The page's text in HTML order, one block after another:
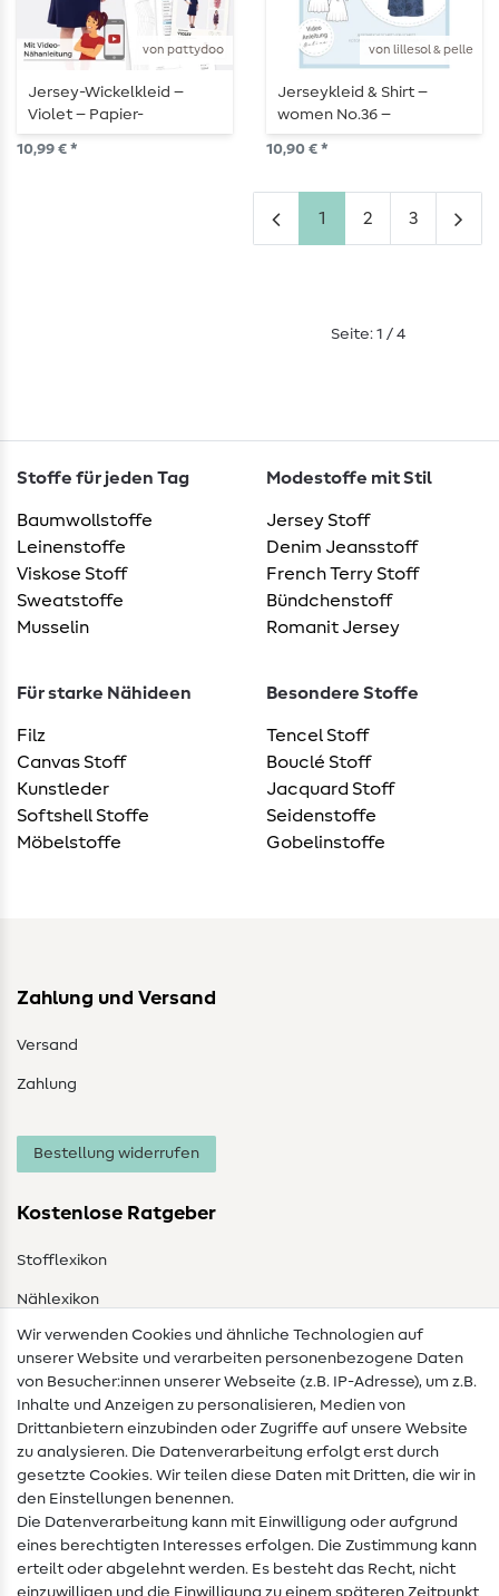
von pattydoo
Jersey-Wickelkleid –
Violet – Papier-
Schnittmuster
10,99 € *
von lillesol & pelle
Jerseykleid & Shirt –
women No.36 –
Papierschnittmuster
10,90 € *
1 2 3
Seite: 1 / 4
Stoffe für jeden Tag
Baumwollstoffe
Leinenstoffe
Viskose Stoff
Sweatstoffe
Musselin
Modestoffe mit Stil
Jersey Stoff
Denim Jeansstoff
French Terry Stoff
Bündchenstoff
Romanit Jersey
Für starke Nähideen
Filz
Canvas Stoff
Kunstleder
Softshell Stoffe
Möbelstoffe
Besondere Stoffe
Tencel Stoff
Bouclé Stoff
Jacquard Stoff
Seidenstoffe
Gobelinstoffe
Zahlung und Versand
Versand
Zahlung
Bestellung widerrufen
Kostenlose Ratgeber
Stofflexikon
Nählexikon
Nähanleitungen
Hilfe & Kontakt
Kontakt
Infos zum Betreiberwechsel
Widerrufsrecht
Wir verwenden Cookies und ähnliche Technologien auf
unserer Website und verarbeiten personenbezogene Daten
von Besucher:innen unserer Webseite (z.B. IP-Adresse), um z.B.
Inhalte und Anzeigen zu personalisieren, Medien von
Drittanbietern einzubinden oder Zugriffe auf unsere Website
zu analysieren. Die Datenverarbeitung erfolgt erst durch
gesetzte Cookies. Wir teilen diese Daten mit Dritten, die wir in
den Einstellungen benennen.
Die Datenverarbeitung kann mit Einwilligung oder aufgrund
eines berechtigten Interesses erfolgen. Die Zustimmung kann
erteilt oder abgelehnt werden. Es besteht das Recht, nicht
einzuwilligen und die Einwilligung zu einem späteren Zeitpunkt